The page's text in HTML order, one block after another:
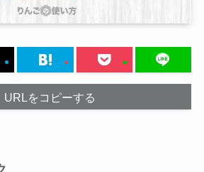
URLをコピーする